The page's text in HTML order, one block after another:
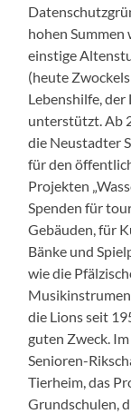
hohen
einstige
(heute
Lebenshilfe, der
unterstützt. Ab
die Neustadter
für den
Projekten
Spenden für
Gebäuden, für
Bänke und
wie die
die Lions seit
guten Zweck.
Senioren-
Tierheim, das
Grundschulen,